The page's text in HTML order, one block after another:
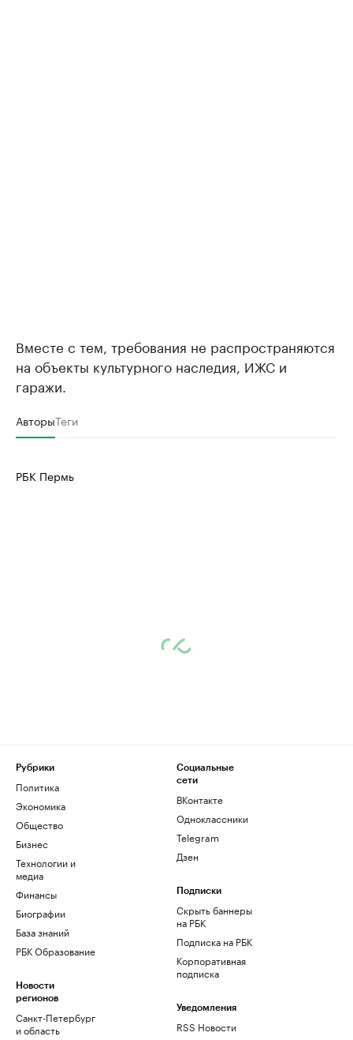
Вместе с тем, требования не распространяются
на объекты культурного наследия, ИЖС и
гаражи.
АвторыТеги
РБК Пермь
Рубрики
Политика
Экономика
Общество
Бизнес
Технологии и
медиа
Финансы
Биографии
База знаний
РБК Образование
Новости
регионов
Санкт-Петербург
и область
Социальные
сети
ВКонтакте
Одноклассники
Telegram
Дзен
Подписки
Скрыть баннеры
на РБК
Подписка на РБК
Корпоративная
подписка
Уведомления
RSS Новости